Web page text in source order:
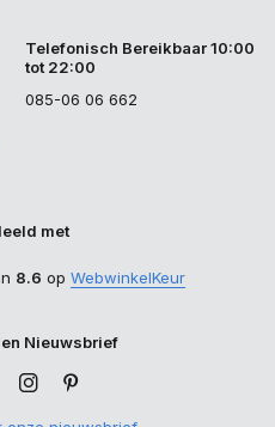
Telefonisch Bereikbaar 10:00
tot 22:00
085-06 06 662
met
8.6 op WebwinkelKeur
Nieuwsbrief